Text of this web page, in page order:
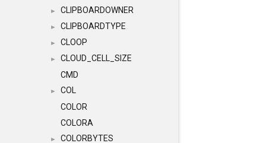
► CLIPBOARDOWNER
► CLIPBOARDTYPE
► CLOOP
►
CLOUD_CELL_SIZE
CMD
►
COL
COLOR
COLORA
► COLORBYTES